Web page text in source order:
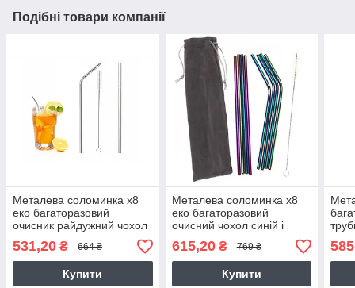
Подібні товари компанії
Металева соломинка x8
еко багаторазовий
очисник райдужний чохол
TG53013
531,20 ₴ 664 ₴
Купити
Металева соломинка x8
еко багаторазовий
очисний чохол синій і
золотий TG55946
615,20₴ 769 ₴
Купити